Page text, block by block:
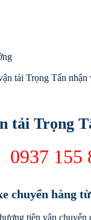
tải Trọng Tấn
tải Trọng
0937 155
chuyển hàng
tiện vận